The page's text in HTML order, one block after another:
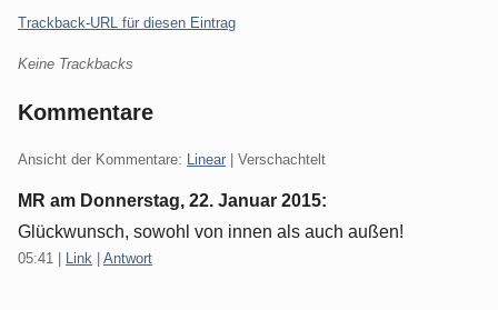
Trackback-URL für diesen Eintrag
Keine Trackbacks
Kommentare
Ansicht der Kommentare: Linear | Verschachtelt
MR am Donnerstag, 22. Januar 2015:
Glückwunsch, sowohl von innen als auch außen!
05:41 Link Antwort